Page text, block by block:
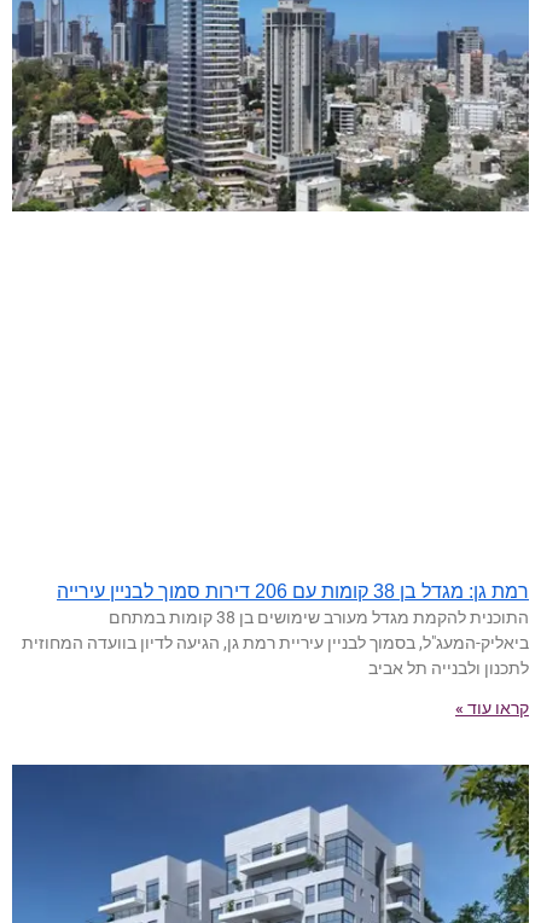
רמת גן: מגדל בן 38 קומות עם 206 דירות סמוך לבניין עירייה
התוכנית להקמת מגדל מעורב שימושים בן 38 קומות במתחם
ביאליק-המעג"ל, בסמוך לבניין עיריית רמת גן, הגיעה לדיון בוועדה המחוזית
לתכנון ולבנייה תל אביב
קראו עוד »